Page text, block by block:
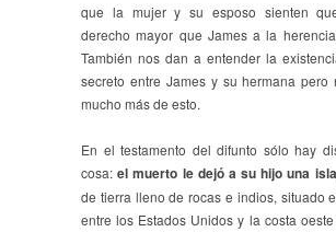
que la mujer y su esposo sienten
derecho mayor que James a la
También nos dan a entender la
secreto entre James y su hermana pero
mucho más de esto.
En el testamento del difunto sólo hay
cosa:el muerto le dejó a su hijo una isla
de tierra lleno de rocas e indios, situado
entre los Estados Unidos y la costa